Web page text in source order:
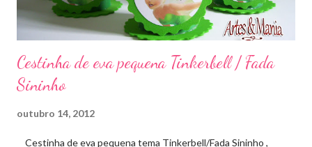
Cestinha de eva pequena Tinkerbell / Fada
Sininho
outubro 14, 2012
Cestinha de eva pequena tema Tinkerbell/Fada Sininho ,